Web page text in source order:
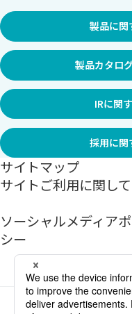
製品に関
製品カタロ
IRに関
採用に関
サイトマップ
サイトご利用に関して
ソーシャルメディア
シー